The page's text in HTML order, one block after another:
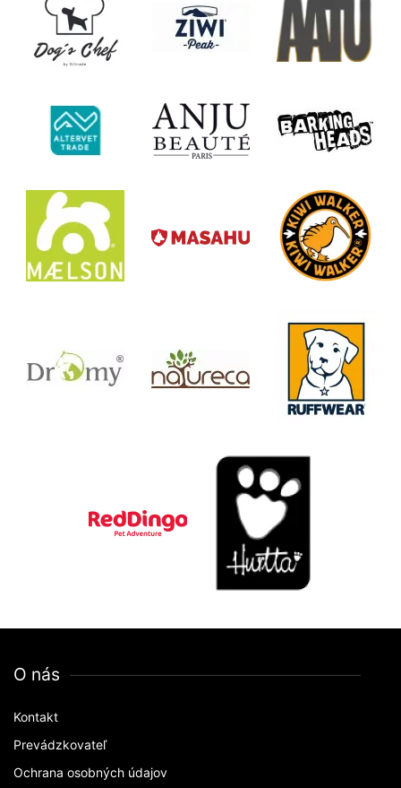
O nás
Kontakt
Prevádzkovateľ
Ochrana osobných údajov